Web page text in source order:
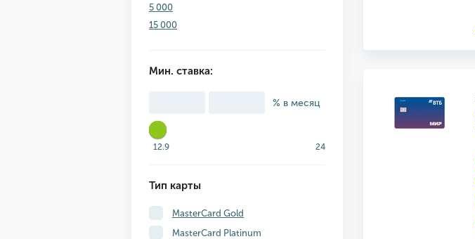
5 000
15 000
Мин. ставка:
% в месяц
12.9 24
Тип карты
MasterCard Gold
MasterCard Platinum